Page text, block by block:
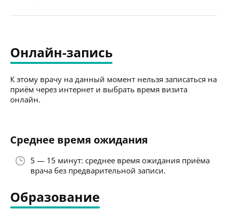
Онлайн-запись
К этому врачу на данный момент нельзя записаться на
приём через интернет и выбрать время визита
онлайн.
Среднее время ожидания
5 — 15 минут: среднее время ожидания приёма
врача без предварительной записи.
Образование